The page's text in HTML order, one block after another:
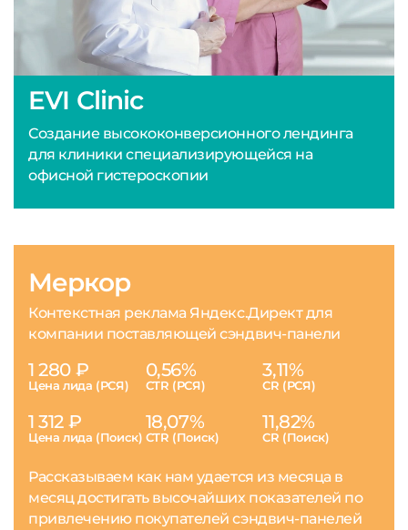
EVI Clinic
Создание высококонверсионного лендинга
для клиники специализирующейся на
офисной гистероскопии
Меркор
Контекстная реклама Яндекс.Директ для
компании поставляющей сэндвич-панели
1 280 ₽
Цена лида (РСЯ)
0,56%
CTR (РСЯ)
3,11%
CR (РСЯ)
1 312 ₽
Цена лида (Поиск)
18,07%
CTR (Поиск)
11,82%
CR (Поиск)
Рассказываем как нам удается из месяца в
месяц достигать высочайших показателей по
привлечению покупателей сэндвич-панелей